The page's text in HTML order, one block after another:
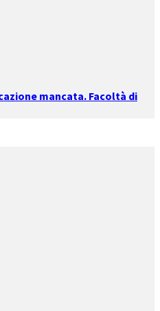
mancata. Facoltà di